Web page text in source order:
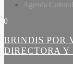
Agenda Cultural
0
BRINDIS POR
DIRECTORA Y